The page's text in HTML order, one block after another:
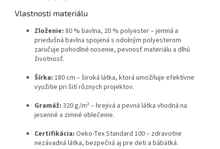
Vlastnosti materiálu
Zloženie: 80 % bavlna, 20 % polyester – jemná a
priedušná bavlna spojená s odolným polyesterom
zaručuje pohodlné nosenie, pevnosť materiálu a dlhú
životnosť.
Šírka: 180 cm – široká látka, ktorá umožňuje efektívne
využitie pri šití rôznych projektov.
Gramáž: 320 g/m² – hrejivá a pevná látka vhodná na
jesenné a zimné oblečenie.
Certifikácia: Oeko-Tex Standard 100 – zdravotne
nezávadná látka, bezpečná aj pre deti a bábätká.